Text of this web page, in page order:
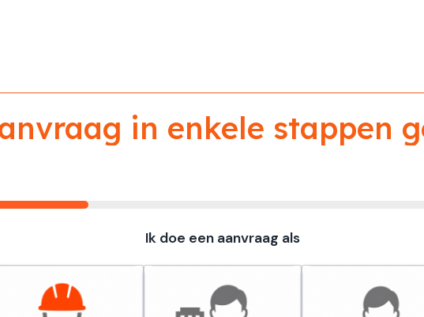
in enkele stappen
Ik doe een aanvraag als